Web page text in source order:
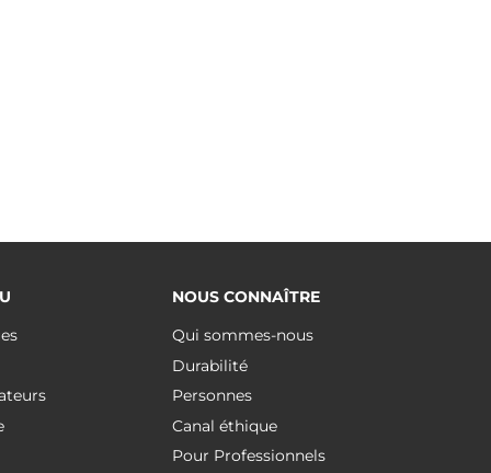
NOUS CONNAÎTRE
Qui sommes-nous
Durabilité
Personnes
Canal éthique
Pour Professionnels